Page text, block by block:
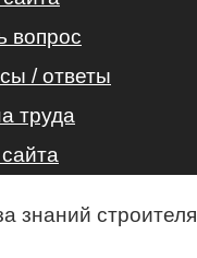
вопрос
/ ответы
труда
знаний строителя